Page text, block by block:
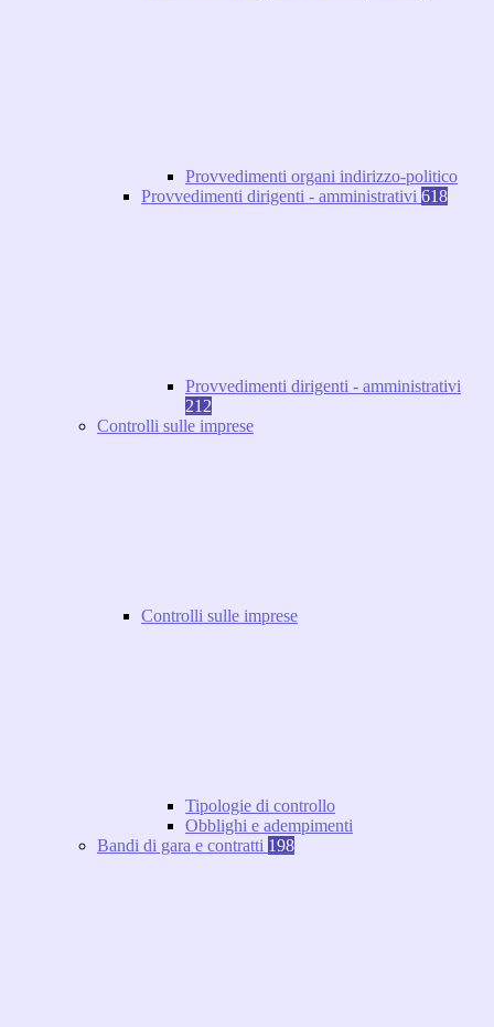
Provvedimenti organi indirizzo-politico
Provvedimenti dirigenti - amministrativi 618
Provvedimenti dirigenti - amministrativi
212
Controlli sulle imprese
Controlli sulle imprese
Tipologie di controllo
Obblighi e adempimenti
Bandi di gara e contratti 198